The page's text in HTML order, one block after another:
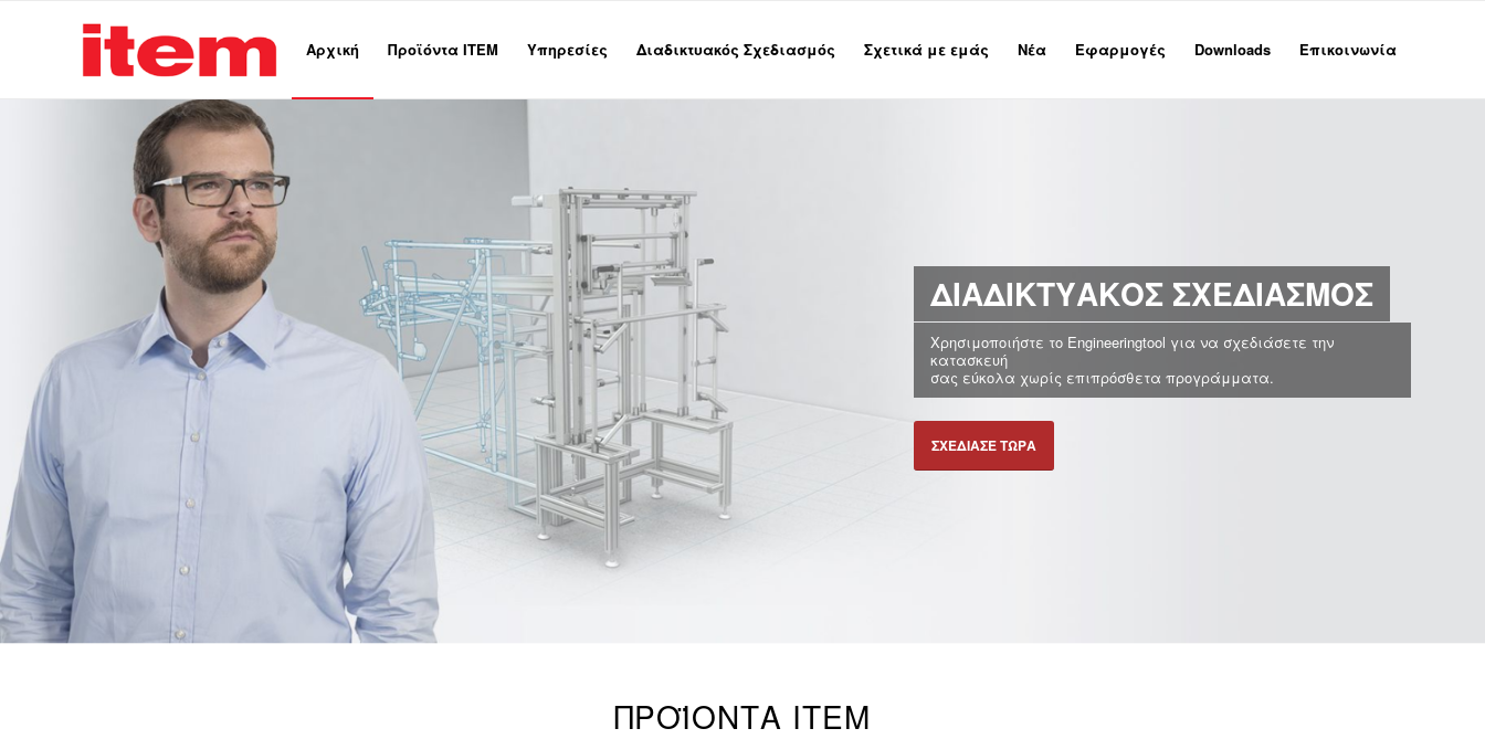
Αρχική Προϊόντα ITEM Υπηρεσίες Διαδικτυακός Σχεδιασμός Σχετικά με εμάς Νέα Εφαρμογές Downloads Επικοινωνία
ΔΙΑΔΙΚΤΥΑΚΌΣ ΣΧΕΔΙΑΣΜΌΣ
Χρησιμοποιήστε το Engineeringtool για να σχεδιάσετε την
κατασκευή
σας εύκολα χωρίς επιπρόσθετα προγράμματα.
ΣΧΕΔΊΑΣΕ ΤΏΡΑ
ΠΡΟΪΟΝΤΑ ITEM